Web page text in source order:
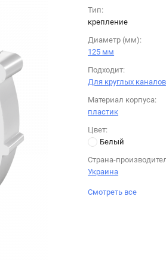
Тип:
крепление
Диаметр (мм):
125 мм
Подходит:
Для круглых каналов
Материал корпуса:
пластик
Цвет:
Белый
Страна-
Украина
Смотреть все